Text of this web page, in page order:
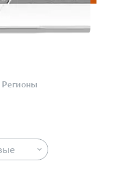
Регионы